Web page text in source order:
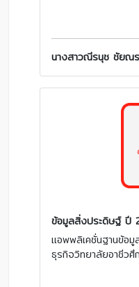
นางสาวณีรนุช ชัยณ
ข้อมูลสิ่งประดิษฐ์ ปี
แอพพลิเคชั่นฐานข้อ
ธุรกิจวิทยาลัยอาชีวศึ